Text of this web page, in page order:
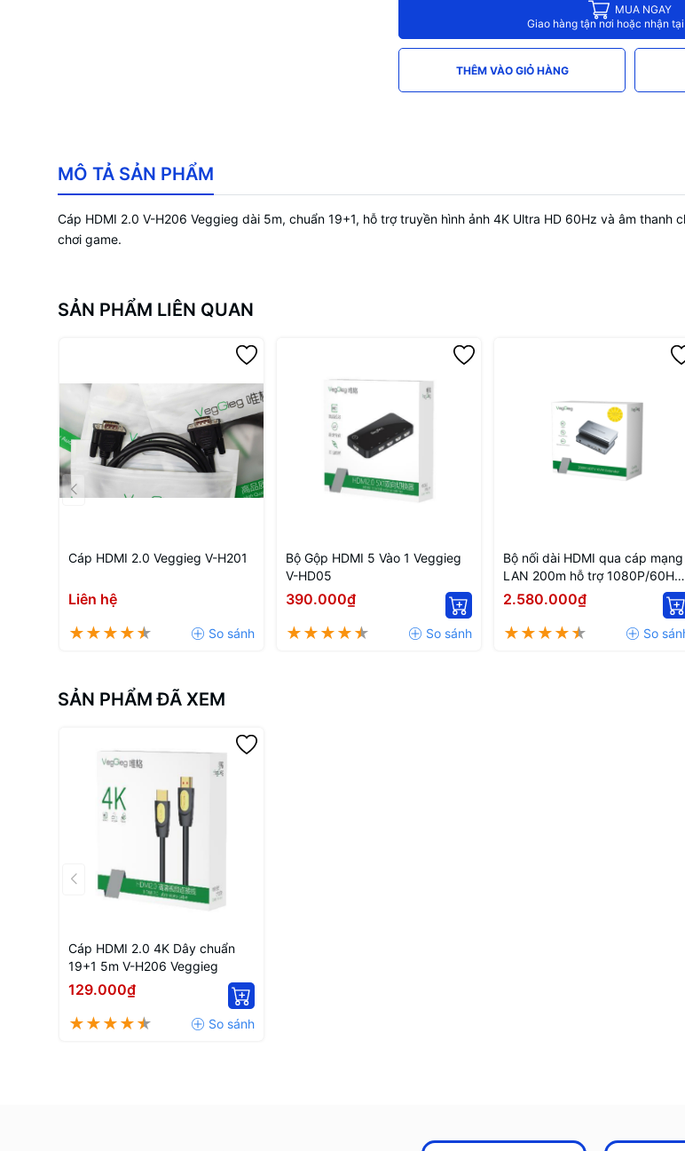
MUA NGAY
Giao hàng tận nơi hoặc nhận
THÊM VÀO GIỎ HÀNG
MÔ TẢ SẢN PHẨM
Cáp HDMI 2.0 V-H206 Veggieg dài 5m, chuẩn 19+1, hỗ trợ truyền hình ảnh 4K Ultra HD 60Hz và âm
chơi game.
SẢN PHẨM LIÊN QUAN
Cáp HDMI 2.0 Veggieg V-H201
Liên hệ
Bộ Gộp HDMI 5 Vào 1 Veggieg
V-HD05
390.000₫
Bộ nối dài HDMI qua cáp mạng
LAN 200m hỗ trợ 1080P/60Hz
có 2 cổng USB Veggieg V-
2.580.000₫
SẢN PHẨM ĐÃ XEM
Cáp HDMI 2.0 4K Dây chuẩn
19+1 5m V-H206 Veggieg
129.000₫